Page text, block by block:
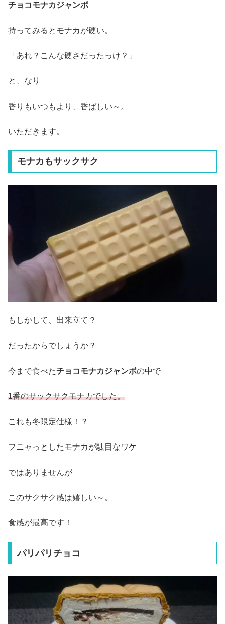
チョコモナカジャンボ
持ってみるとモナカが硬い。
「あれ？こんな硬さだったっけ？」
と、なり
香りもいつもより、香ばしい～。
いただきます。
モナカもサックサク
もしかして、出来立て？
だったからでしょうか？
今まで食べたチョコモナカジャンボの中で
1番のサックサクモナカでした。
これも冬限定仕様！？
フニャっとしたモナカが駄目なワケ
ではありませんが
このサクサク感は嬉しい～。
食感が最高です！
パリパリチョコ